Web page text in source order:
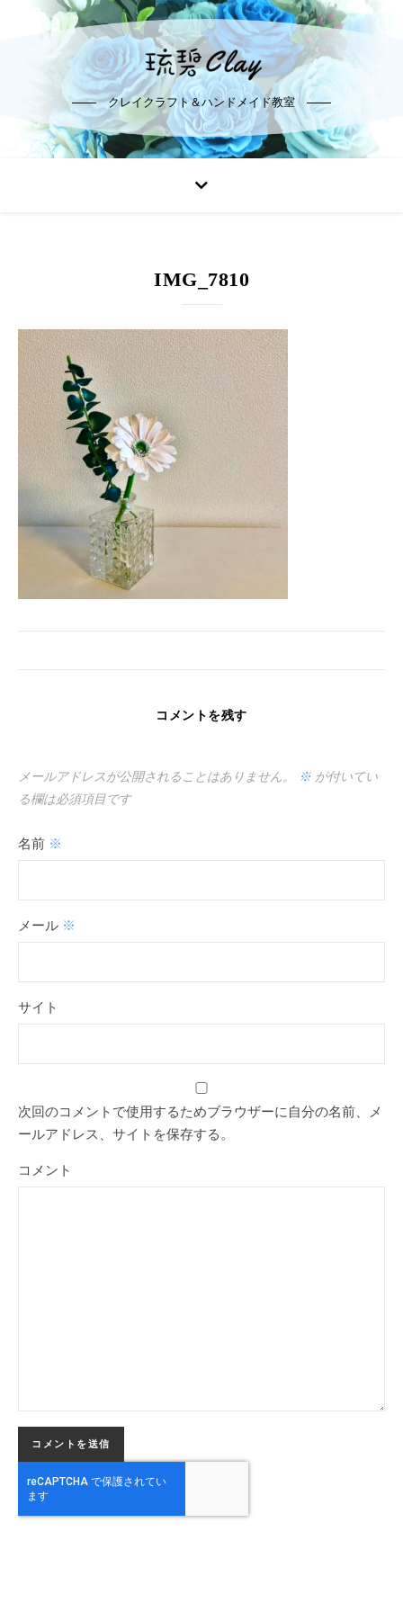
クレイクラフト＆ハンドメイド教室
IMG_7810
コメントを残す
メールアドレスが公開されることはありません。 ※ が付いてい
る欄は必須項目です
名前 ※
メール ※
サイト
次回のコメントで使用するためブラウザーに自分の名前、メ
ールアドレス、サイトを保存する。
コメント